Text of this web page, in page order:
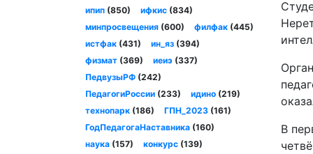
В
ипип(850) ифкис (834)
минпросвещения(600) филфак (445)
истфак(431) ин_яз (394)
физмат(369) иеиэ (337)
ПедвузыРФ(242)
ПедагогиРоссии(233) идино (219)
технопарк(186) ГПН_2023 (161)
ГодПедагогаНаставника(160)
наука(157) конкурс (139)